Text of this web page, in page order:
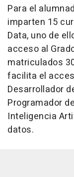
Para el
imparten 15
Data, uno de
acceso al
matriculados
facilita el
Desarrollador
Programador
Inteligencia
datos.